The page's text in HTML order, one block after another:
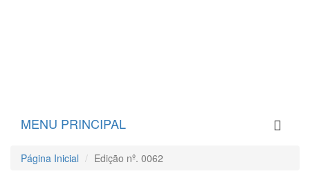
MENU PRINCIPAL
Página Inicial Edição nº. 0062